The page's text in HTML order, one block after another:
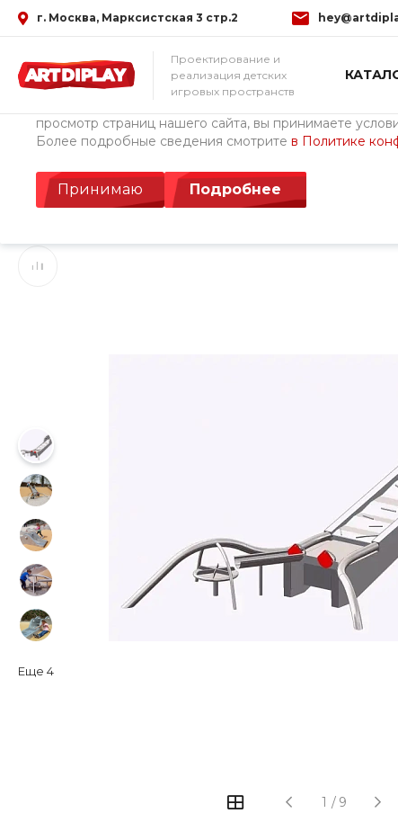
Использование файлов Cookie
Мы используем файлы cookie, разработанные нашими
просмотр страниц нашего сайта, вы принимаете
Более подробные сведения смотрите в Политике
Принимаю Подробнее
г. Москва, Марксистская 3 стр.2
Проектирование и
реализация детских
игровых пространств
Главная / Каталог товаров / Детские площадки ArtDiPlay
Игра с водой
Еще 4
1 / 9